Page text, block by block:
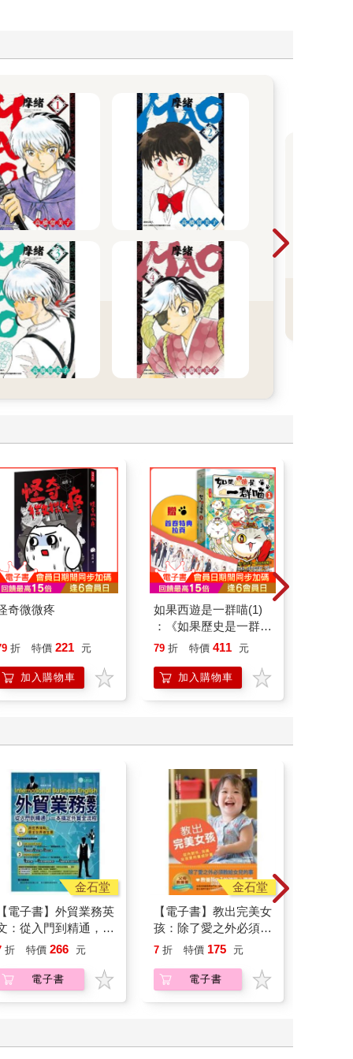
奇微微疼
折 特價 221 元
加入購物車
如果西遊是一群喵(1)
：《如果歷史是一群
喵》作者最新力作，附
79 折 特價 411 元
加入購物車
金石堂
【電子書】外貿業務英
：從入門到精通，一
搞定外貿全流程【有
折 特價 266 元
電子書
金石堂
【電子書】教出完美女
孩：除了愛之外必須教
給女兒的事
7 折 特價 175 元
電子書